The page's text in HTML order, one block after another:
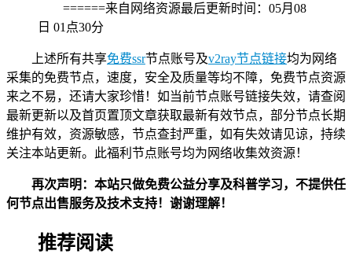
======来自网络资源最后更新时间： 05月08
日 01点30分
上述所有共享免费ssr节点账号及v2ray节点链接均为网络
采集的免费节点，速度，安全及质量等均不障，免费节点资源
来之不易，还请大家珍惜！如当前节点账号链接失效，请查阅
最新更新以及首页置顶文章获取最新有效节点，部分节点长期
维护有效，资源敏感，节点查封严重，如有失效请见谅，持续
关注本站更新。此福利节点账号均为网络收集效资源！
再次声明：本站只做免费公益分享及科普学习，不提供任
何节点出售服务及技术支持！谢谢理解！
推荐阅读